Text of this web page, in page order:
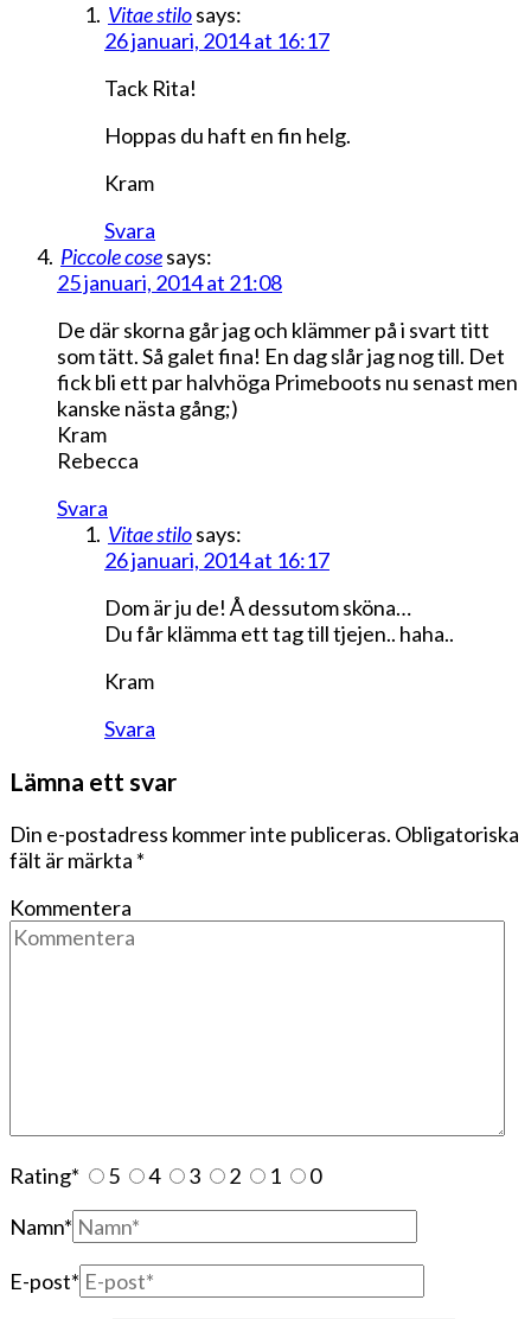
Vitae stilosays:
26 januari, 2014 at 16:17
Tack Rita!
Hoppas du haft en fin helg.
Kram
Svara
Piccole cosesays:
25 januari, 2014 at 21:08
De där skorna går jag och klämmer på i svart titt
som tätt. Så galet fina! En dag slår jag nog till. Det
fick bli ett par halvhöga Primeboots nu senast men
kanske nästa gång;)
Kram
Rebecca
Svara
Vitae stilosays:
26 januari, 2014 at 16:17
Dom är ju de! Å dessutom sköna…
Du får klämma ett tag till tjejen.. haha..
Kram
Svara
Lämna ett svar
Din e-postadress kommer inte publiceras. Obligatoriska
fält är märkta *
Kommentera
Rating* 5 4 3 2 1
0
Namn*
E-post*